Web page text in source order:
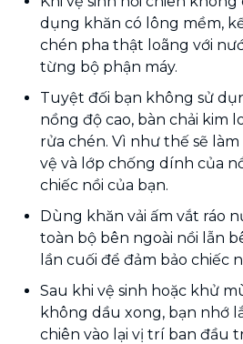
dụng khăn có lông mềm,
chén pha thật loãng với
từng bộ phận máy.
Tuyệt đối bạn không sử
nồng độ cao, bàn chải kim
rửa chén. Vì như thế sẽ
vệ và lớp chống dính của
chiếc nồi của bạn.
Dùng khăn vải ấm vắt ráo
toàn bộ bên ngoài nồi lẫn
lần cuối để đảm bảo chiếc
Sau khi vệ sinh hoặc khử
không dầu xong, bạn nhớ
chiên vào lại vị trí ban đầu